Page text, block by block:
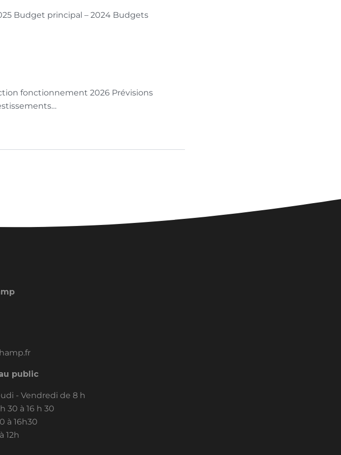
Budget principal – 2024 Budgets
fonctionnement 2026 Prévisions
public
- Vendredi de 8 h
30 à 16 h 30
à 16h30
12h